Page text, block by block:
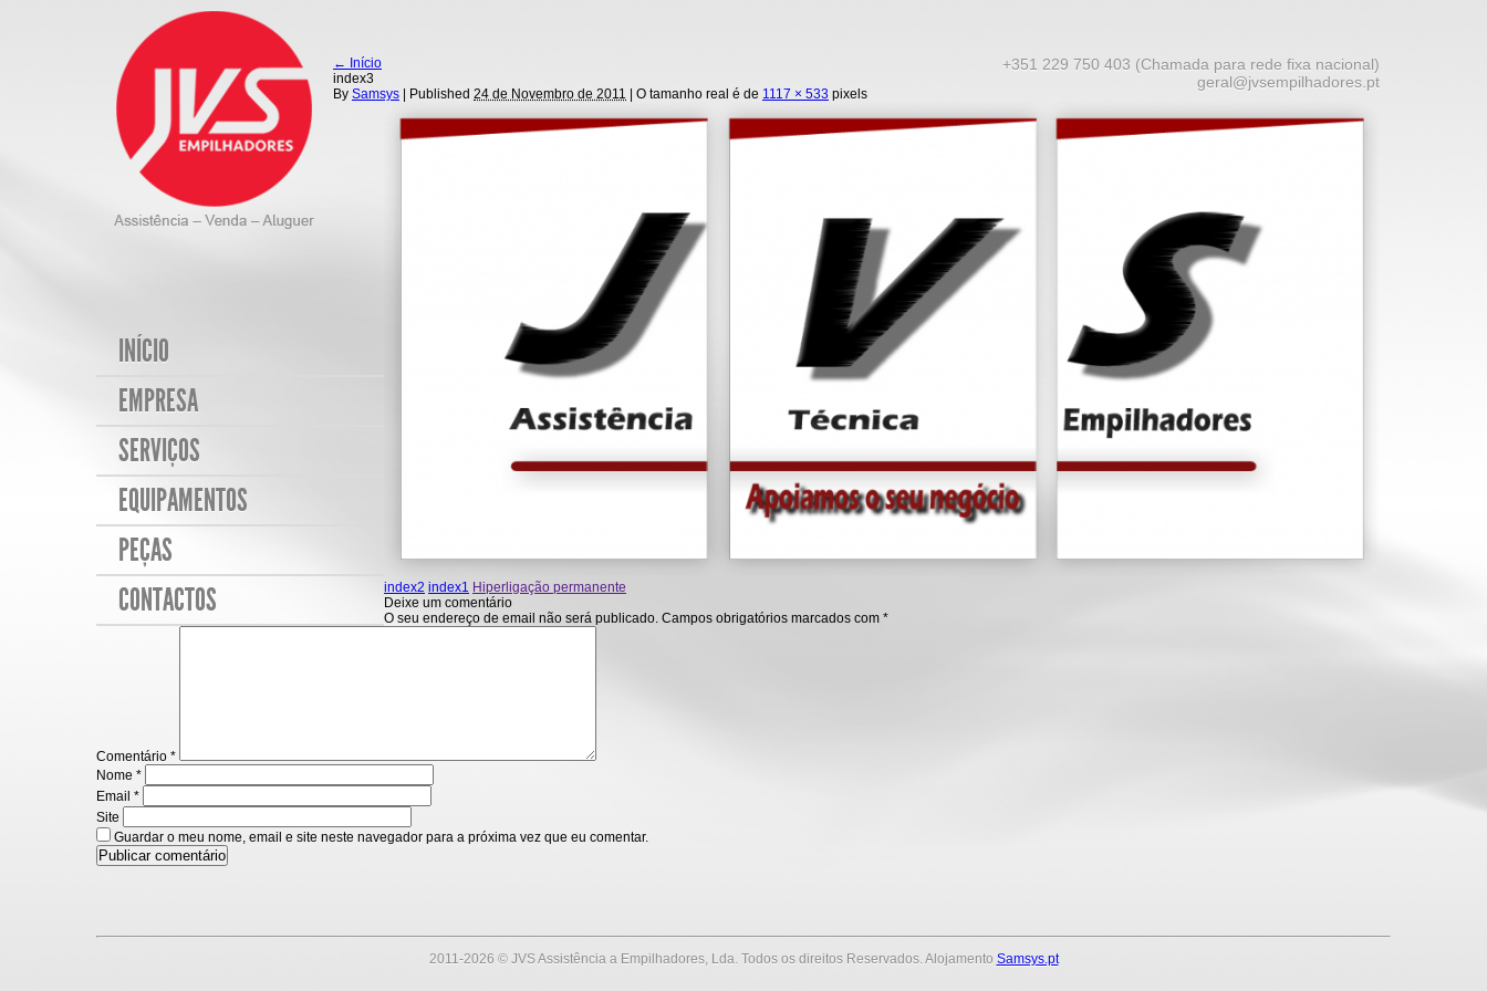
+351 229 750 403 (Chamada para rede fixa nacional)
geral@jvsempilhadores.pt
INÍCIO
EMPRESA
SERVIÇOS
EQUIPAMENTOS
PEÇAS
CONTACTOS
← Início
index3
By Samsys Published 24 de Novembro de 2011 | O tamanho real é de 1117 × 533 pixels
index2 index1 Hiperligação permanente
Deixe um comentário
O seu endereço de email não será publicado. Campos obrigatórios marcados com *
Comentário *
Nome *
Email *
Site
Guardar o meu nome, email e site neste navegador para a próxima vez que eu comentar.
2011-2026 © JVS Assistência a Empilhadores, Lda. Todos os direitos Reservados. Alojamento Samsys.pt